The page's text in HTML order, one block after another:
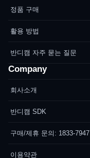
정품 구매
활용 방법
반디캠 자주 묻는 질문
Company
회사소개
반디캠 SDK
구매/제휴 문의: 1833-7947
이용약관